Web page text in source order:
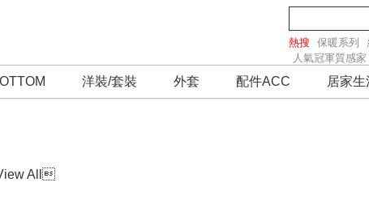
洋裝/套裝 外套 配件ACC 居家生
熱搜 保暖系列
人氣冠軍質感家
All 